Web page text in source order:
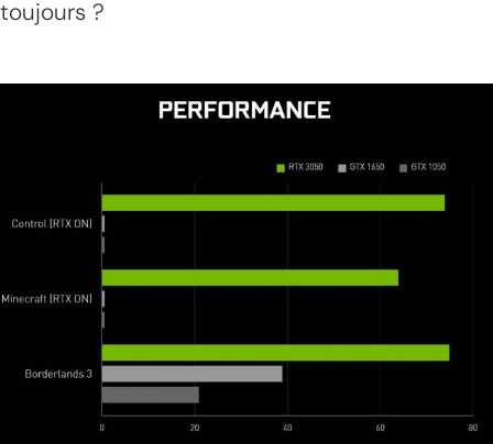
toujours ?